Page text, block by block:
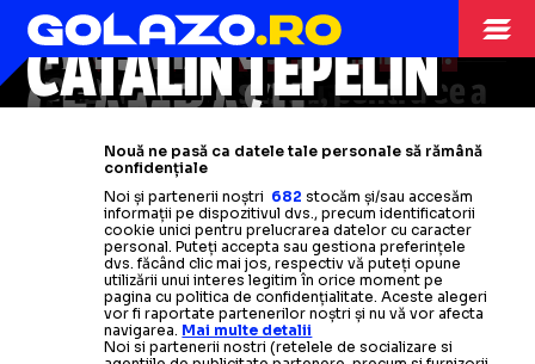
OPINII
românesc”.Întâmplare
halucinantă cu o mamă gravidă la
un meci de juniori
Citește mai mult
GEAMBAȘU
Recital Dinamo, playback Craiova
Citește mai mult
DAN UDREA
Mâna întinsă care nu spune o
profesioniști, ce dracu’!
Citește mai mult
OPINII
RADU NAUM
VictoriaRusiei
Citește mai mult
Iatăclasamentului penibilului.
FCSB mai are o șansă, pentru ce a
vindecare
Citește mai mult
CRISTIAN
GEAMBAȘU
Ce mai vindefotbalul românesc
Citește mai mult
CĂTĂLIN ȚEPELIN
Mondial
Citește mai mult
Nouă ne pasă ca datele tale personale să rămână
confidențiale
Noi și partenerii noștri 682 stocăm și/sau accesăm
informații pe dispozitivul dvs., precum identificatorii
cookie unici pentru prelucrarea datelor cu caracter
personal. Puteți accepta sau gestiona preferințele
dvs. făcând clic mai jos, respectiv vă puteți opune
utilizării unui interes legitim în orice moment pe
pagina cu politica de confidențialitate. Aceste alegeri
vor fi raportate partenerilor noștri și nu vă vor afecta
navigarea. Mai multe detalii
Noi si partenerii nostri (retelele de socializare si